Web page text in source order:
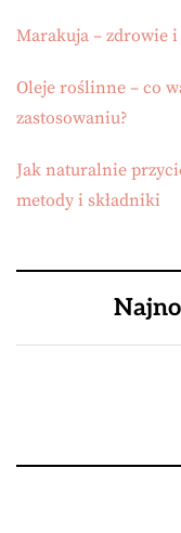
Marakuja – zdrowie
Oleje roślinne – co
zastosowaniu?
Jak naturalnie
metody i składniki